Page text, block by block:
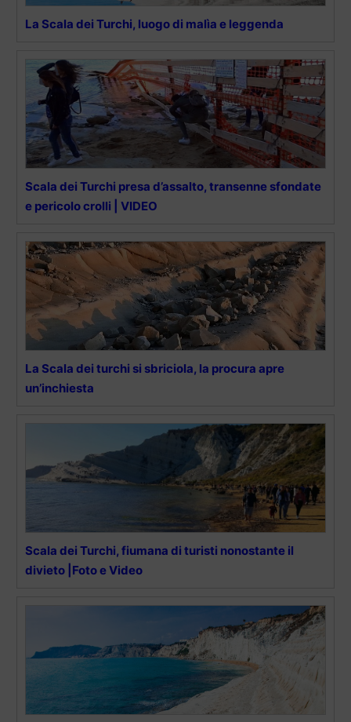
La Scala dei Turchi, luogo di malìa e leggenda
Scala dei Turchi presa d’assalto, transenne sfondate
e pericolo crolli | VIDEO
La Scala dei turchi si sbriciola, la procura apre
un’inchiesta
Scala dei Turchi, fiumana di turisti nonostante il
divieto |Foto e Video